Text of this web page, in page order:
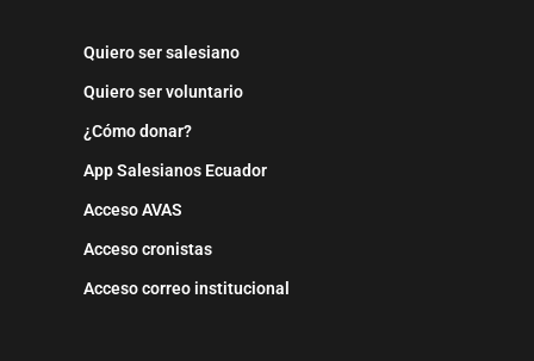
Quiero ser salesiano
Quiero ser voluntario
¿Cómo donar?
App Salesianos Ecuador
Acceso AVAS
Acceso cronistas
Acceso correo institucional